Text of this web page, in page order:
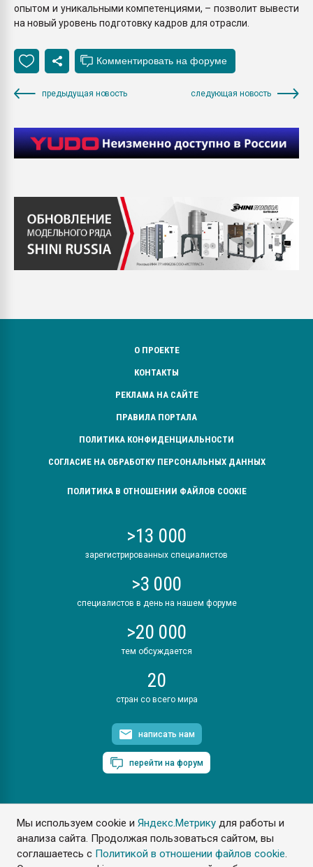
Мы используем cookie иЯндекс.Метрику для работы и
анализа сайта. Продолжая пользоваться сайтом, вы
соглашаетесь с Политикой в отношении файлов cookie.
опытом и уникальными компетенциями, – позволит вывести
на новый уровень подготовку кадров для отрасли.
предыдущая новость следующая новость
О ПРОЕКТЕ
КОНТАКТЫ
РЕКЛАМА НА САЙТЕ
ПРАВИЛА ПОРТАЛА
ПОЛИТИКА КОНФИДЕНЦИАЛЬНОСТИ
СОГЛАСИЕ НА ОБРАБОТКУ ПЕРСОНАЛЬНЫХ ДАННЫХ
ПОЛИТИКА В ОТНОШЕНИИ ФАЙЛОВ COOKIE
>13 000
зарегистрированных специалистов
>3 000
специалистов в день на нашем форуме
>20 000
тем обсуждается
20
стран со всего мира
написать нам
перейти на форум
ПластЭксперт © 2006. Все права защищены
Разрешается копирование материалов сайта с обязательной
ссылкой на www.e-plastic.ru